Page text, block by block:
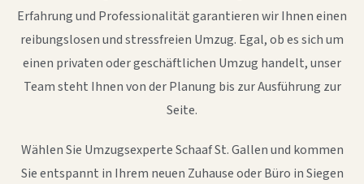
Erfahrung und Professionalität garantieren wir Ihnen einen
reibungslosen und stressfreien Umzug. Egal, ob es sich um
einen privaten oder geschäftlichen Umzug handelt, unser
Team steht Ihnen von der Planung bis zur Ausführung zur
Seite.
Wählen Sie Umzugsexperte Schaaf St. Gallen und kommen
Sie entspannt in Ihrem neuen Zuhause oder Büro in Siegen